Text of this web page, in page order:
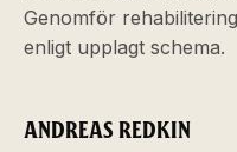
Genomför
enligt upplagt schema.
ANDREAS REDKIN